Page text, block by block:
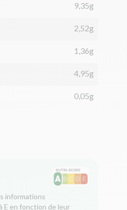
9,35g
2,52g
1,36g
4,95g
0,05g
informations
E en fonction de leur